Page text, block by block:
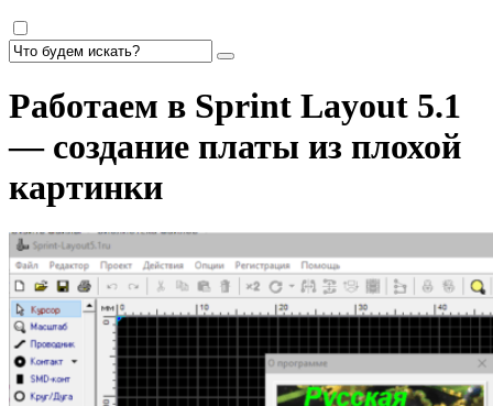
Работаем в Sprint Layout 5.1
— создание платы из плохой
картинки